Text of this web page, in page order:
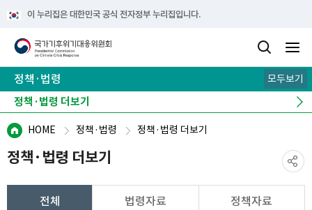
이 누리집은 대한민국 공식 전자정부 누리집입니다.
정책·법령
2050탄소중립추진전략
국가온실가스감축 목표(NDC)
탄소중립·녹색성장 기본계획
정책·법령 더보기
모두보기
HOME 정책·법령 정책·법령 더보기
정책·법령 더보기
전체 법령자료 정책자료